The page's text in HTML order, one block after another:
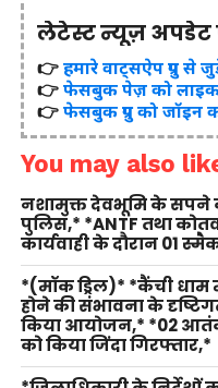
लेटेस्ट न्यूज़ अपडेट
👉हमारे वाट्सऐप ग्रुप से
👉फेसबुक पेज़ को
👉फेसबुक ग्रुप को जॉइन
You may also
नशामुक्त देवभूमि के सपने
पुलिस,* *ANTF तथा
कार्यवाही के दौरान 01
*(मॉक ड्रिल)* *कैंची धाम
होने की संभावना के
किया आयोजन,* *02
को किया जिंदा गिरफ्तार,*